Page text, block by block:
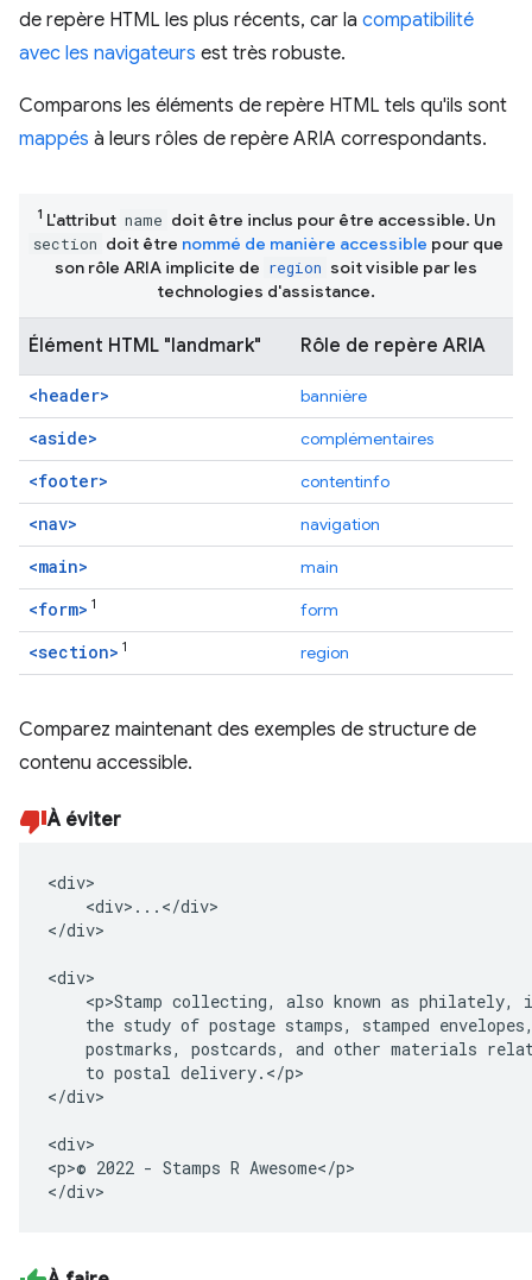
de repère HTML les plus récents, car la compatibilité
avec les navigateurs est très robuste.
Comparons les éléments de repère HTML tels qu'ils sont
mappés à leurs rôles de repère ARIA correspondants.
Élément HTML "landmark" Rôle de repère ARIA
<header> bannière
<aside> complémentaires
<footer> contentinfo
<nav> navigation
<main> main
<form> 1 form
<section> 1 region
1 L'attribut name doit être inclus pour être accessible. Un
section doit être nommé de manière accessible pour que
son rôle ARIA implicite de region soit visible par les
technologies d'assistance.
Comparez maintenant des exemples de structure de
contenu accessible.
À éviter
<div>
    <div>...</div>
</div>
<div>
<p>Stamp collecting, also known as philately,
the study of postage stamps, stamped
postmarks, postcards, and other materials
    to postal delivery.</p>
</div>
<div>
<p>© 2022 - Stamps R Awesome</p>
</div>